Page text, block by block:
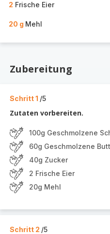
2 Frische Eier
20 g Mehl
Zubereitung
Schritt 1 /5
Zutaten vorbereiten.
100g Geschmolzene
60g Geschmolzene
40g Zucker
2 Frische Eier
20g Mehl
Schritt 2 /5